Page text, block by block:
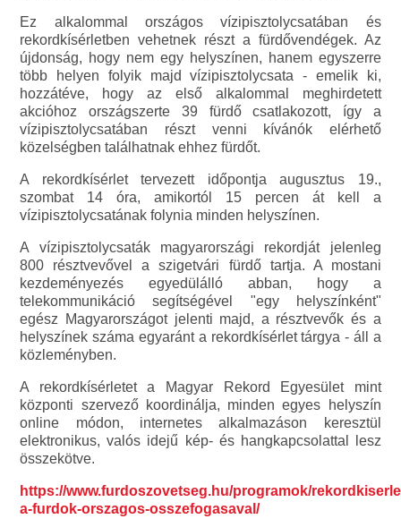
Ez alkalommal országos vízipisztolycsatában és
rekordkísérletben vehetnek részt a fürdővendégek. Az
újdonság, hogy nem egy helyszínen, hanem egyszerre
több helyen folyik majd vízipisztolycsata - emelik ki,
hozzátéve, hogy az első alkalommal meghirdetett
akcióhoz országszerte 39 fürdő csatlakozott, így a
vízipisztolycsatában részt venni kívánók elérhető
közelségben találhatnak ehhez fürdőt.
A rekordkísérlet tervezett időpontja augusztus 19.,
szombat 14 óra, amikortól 15 percen át kell a
vízipisztolycsatának folynia minden helyszínen.
A vízipisztolycsaták magyarországi rekordját jelenleg
800 résztvevővel a szigetvári fürdő tartja. A mostani
kezdeményezés egyedülálló abban, hogy a
telekommunikáció segítségével "egy helyszínként"
egész Magyarországot jelenti majd, a résztvevők és a
helyszínek száma egyaránt a rekordkísérlet tárgya - áll a
közleményben.
A rekordkísérletet a Magyar Rekord Egyesület mint
központi szervező koordinálja, minden egyes helyszín
online módon, internetes alkalmazáson keresztül
elektronikus, valós idejű kép- és hangkapcsolattal lesz
összekötve.
https://www.furdoszovetseg.hu/programok/
a-furdok-orszagos-osszefogasaval/